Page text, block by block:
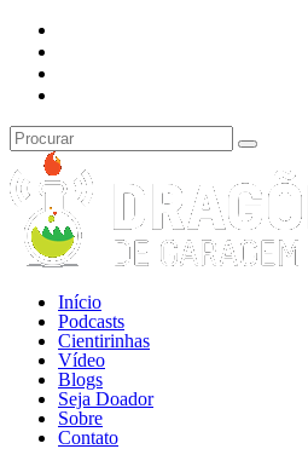
Início
Podcasts
Cientirinhas
Vídeo
Blogs
Seja Doador
Sobre
Contato